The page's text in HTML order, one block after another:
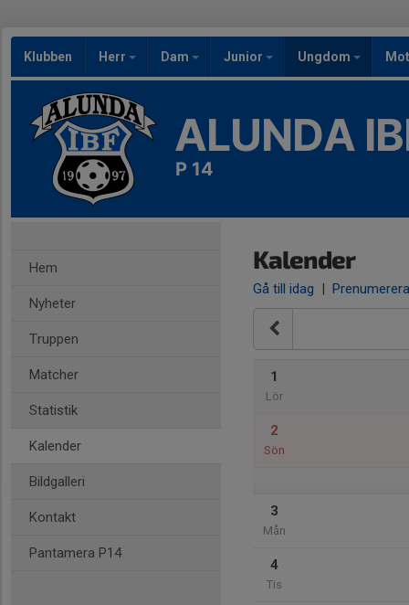
Klubben Herr Dam Junior Ungdom
ALUNDA
P 14
Hem
Nyheter
Truppen
Matcher
Statistik
Kalender
Bildgalleri
Kontakt
Pantamera P14
Kalender
Gå till idag | Prenumerera
1
Lör
2
Sön
3
Mån
4
Tis